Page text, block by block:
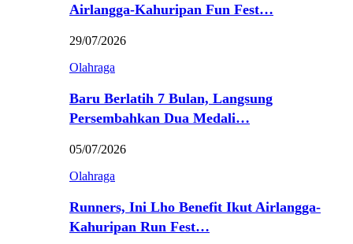
Airlangga-Kahuripan Fun Fest…
29/07/2026
Olahraga
Baru Berlatih 7 Bulan, Langsung
Persembahkan Dua Medali…
05/07/2026
Olahraga
Runners, Ini Lho Benefit Ikut Airlangga-
Kahuripan Run Fest…